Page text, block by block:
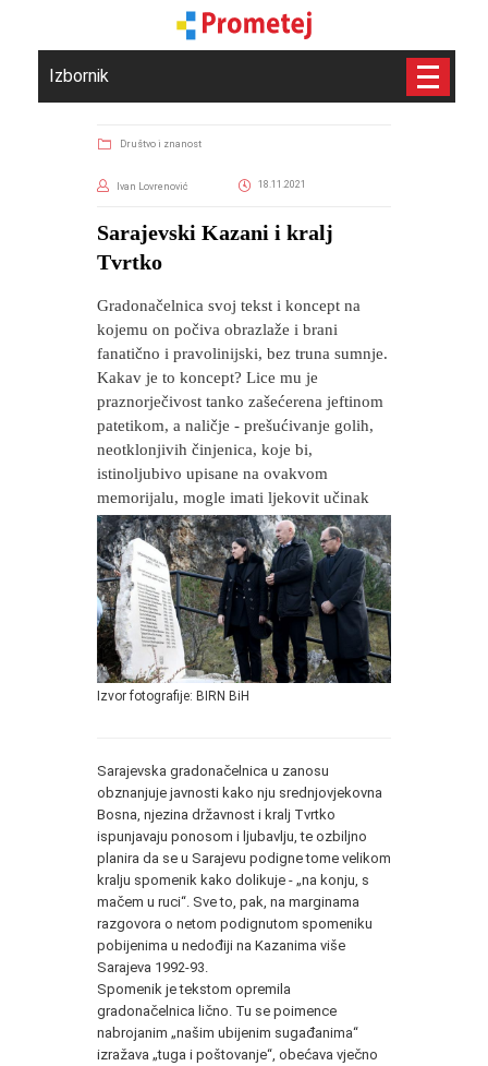
Izbornik
Društvo i znanost
Ivan Lovrenović 18.11.2021
Sarajevski Kazani i kralj
Tvrtko
Gradonačelnica svoj tekst i koncept na
kojemu on počiva obrazlaže i brani
fanatično i pravolinijski, bez truna sumnje.
Kakav je to koncept? Lice mu je
praznorječivost tanko zašećerena jeftinom
patetikom, a naličje - prešućivanje golih,
neotklonjivih činjenica, koje bi,
istinoljubivo upisane na ovakvom
memorijalu, mogle imati ljekovit učinak
Izvor fotografije: BIRN BiH
Sarajevska gradonačelnica u zanosu
obznanjuje javnosti kako nju srednjovjekovna
Bosna, njezina državnost i kralj Tvrtko
ispunjavaju ponosom i ljubavlju, te ozbiljno
planira da se u Sarajevu podigne tome velikom
kralju spomenik kako dolikuje - „na konju, s
mačem u ruci“. Sve to, pak, na marginama
razgovora o netom podignutom spomeniku
pobijenima u nedođiji na Kazanima više
Sarajeva 1992-93.
Spomenik je tekstom opremila
gradonačelnica lično. Tu se poimence
nabrojanim „našim ubijenim sugađanima“
izražava „tuga i poštovanje“, obećava vječno